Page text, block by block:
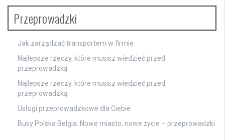
Przeprowadzki
Jak zarządzać transportem w firmie
Najlepsze rzeczy, które musisz wiedzieć przed
przeprowadzką
Najlepsze rzeczy, które musisz wiedzieć przed
przeprowadzką
Usługi przeprowadzkowe dla Ciebie
Busy Polska Belgia. Nowe miasto, nowe życie – przeprowadzki